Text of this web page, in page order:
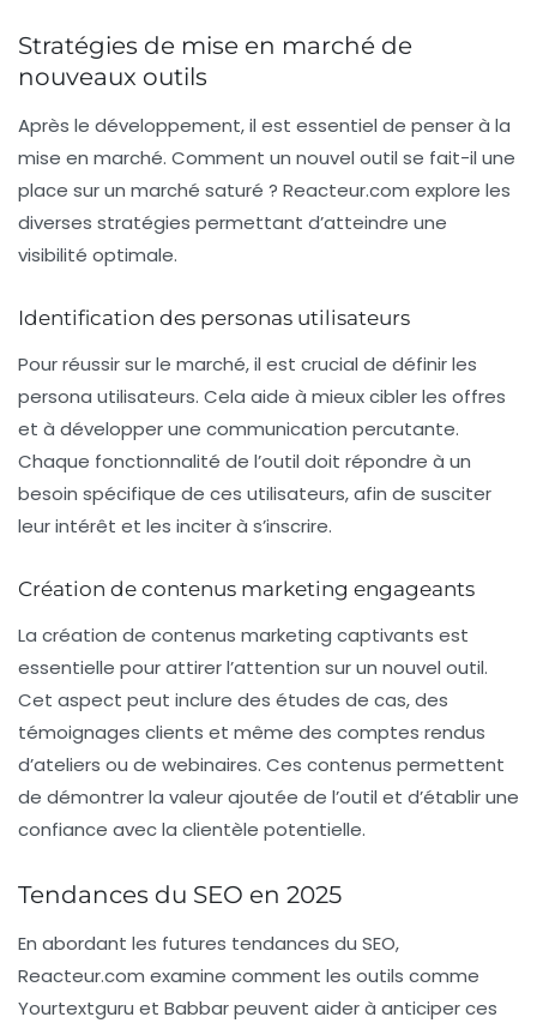
Stratégies de mise en marché de
nouveaux outils
Après le développement, il est essentiel de penser à la
mise en marché. Comment un nouvel outil se fait-il une
place sur un marché saturé ? Reacteur.com explore les
diverses stratégies permettant d’atteindre une
visibilité optimale.
Identification des personas utilisateurs
Pour réussir sur le marché, il est crucial de définir les
persona utilisateurs. Cela aide à mieux cibler les offres
et à développer une communication percutante.
Chaque fonctionnalité de l’outil doit répondre à un
besoin spécifique de ces utilisateurs, afin de susciter
leur intérêt et les inciter à s’inscrire.
Création de contenus marketing engageants
La création de contenus marketing captivants est
essentielle pour attirer l’attention sur un nouvel outil.
Cet aspect peut inclure des études de cas, des
témoignages clients et même des comptes rendus
d’ateliers ou de webinaires. Ces contenus permettent
de démontrer la valeur ajoutée de l’outil et d’établir une
confiance avec la clientèle potentielle.
Tendances du SEO en 2025
En abordant les futures tendances du SEO,
Reacteur.com examine comment les outils comme
Yourtextguru et Babbarpeuvent aider à anticiper ces